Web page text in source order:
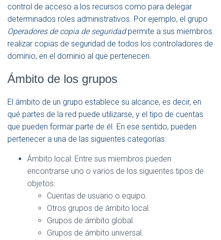
control de acceso a los recursos como para delegar
determinados roles administrativos. Por ejemplo, el grupo
Operadores de copia de seguridadpermite a sus miembros
realizar copias de seguridad de todos los controladores de
dominio, en el dominio al que pertenecen.
Ámbito de los grupos
El ámbito de un grupo establece su alcance, es decir, en
qué partes de la red puede utilizarse, y el tipo de cuentas
que pueden formar parte de él. En ese sentido, pueden
pertenecer a una de las siguientes categorías:
Ámbito local: Entre sus miembros pueden
encontrarse uno o varios de los siguientes tipos de
objetos:
Cuentas de usuario o equipo.
Otros grupos de ámbito local.
Grupos de ámbito global.
Grupos de ámbito universal.